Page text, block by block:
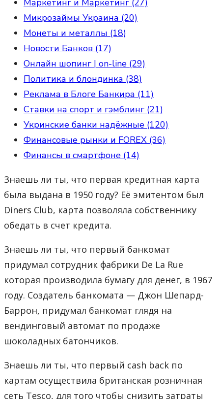
Маркетинг и Маркетинг (27)
Микрозаймы Украина (20)
Монеты и металлы (18)
Новости Банков (17)
Онлайн шопинг | on-line (29)
Политика и блондинка (38)
Реклама в Блоге Банкира (11)
Ставки на спорт и гэмблинг (21)
Укринские банки надёжные (120)
Финансовые рынки и FOREX (36)
Финансы в смартфоне (14)
Знаешь ли ты, что первая кредитная карта
была выдана в 1950 году? Её эмитентом был
Diners Club, карта позволяла собственнику
обедать в счет кредита.
Знаешь ли ты, что первый банкомат
придумал сотрудник фабрики De La Rue
которая производила бумагу для денег, в 1967
году. Создатель банкомата — Джон Шепард-
Баррон, придумал банкомат глядя на
вендинговый автомат по продаже
шоколадных батончиков.
Знаешь ли ты, что первый cash back по
картам осуществила британская розничная
сеть Tesco, для того чтобы снизить затраты